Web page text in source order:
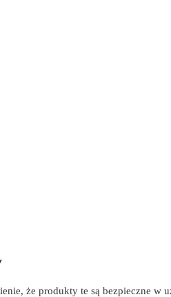
że produkty te są bezpieczne w